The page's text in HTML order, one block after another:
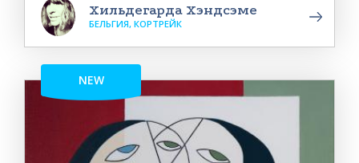
Хильдегарда Хэндсэме
БЕЛЬГИЯ, КОРТРЕЙК
NEW